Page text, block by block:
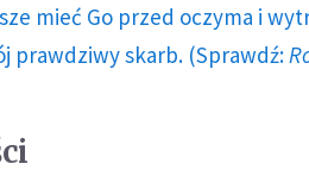
mieć Go przed oczyma i
prawdziwy skarb. (Sprawdź: